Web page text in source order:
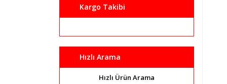
Kargo Takibi
Hızlı Arama
Hızlı Ürün Arama